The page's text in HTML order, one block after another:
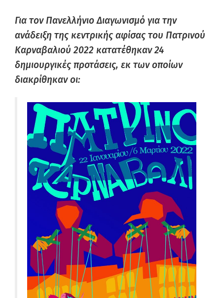
Για τον Πανελλήνιο Διαγωνισμό για την
ανάδειξη της κεντρικής αφίσας του Πατρινού
Καρναβαλιού 2022 κατατέθηκαν 24
δημιουργικές προτάσεις, εκ των οποίων
διακρίθηκαν οι: